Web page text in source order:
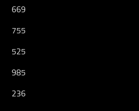
669
755
525
985
236